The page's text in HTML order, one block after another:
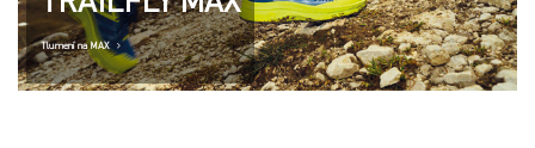
Tlumení na MAX